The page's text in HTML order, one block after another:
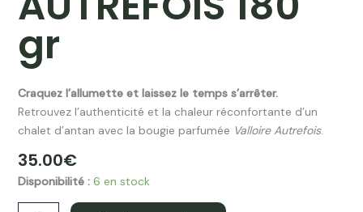
gr
Craquez l’allumette et laissez le temps s’arrêter.
Retrouvez l’authenticité et la chaleur réconfortante d’un
chalet d’antan avec la bougie parfumée Valloire Autrefois.
35.00€
Disponibilité : 6 en stock
quantité
de